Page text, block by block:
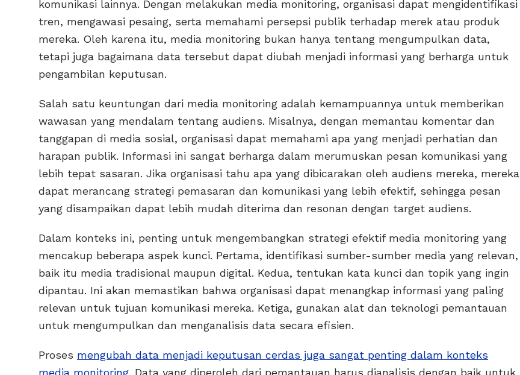
komunikasi lainnya. Dengan melakukan media monitoring, organisasi dapat mengidentifikasi
tren, mengawasi pesaing, serta memahami persepsi publik terhadap merek atau produk
mereka. Oleh karena itu, media monitoring bukan hanya tentang mengumpulkan data,
tetapi juga bagaimana data tersebut dapat diubah menjadi informasi yang berharga untuk
pengambilan keputusan.
Salah satu keuntungan dari media monitoring adalah kemampuannya untuk memberikan
wawasan yang mendalam tentang audiens. Misalnya, dengan memantau komentar dan
tanggapan di media sosial, organisasi dapat memahami apa yang menjadi perhatian dan
harapan publik. Informasi ini sangat berharga dalam merumuskan pesan komunikasi yang
lebih tepat sasaran. Jika organisasi tahu apa yang dibicarakan oleh audiens mereka, mereka
dapat merancang strategi pemasaran dan komunikasi yang lebih efektif, sehingga pesan
yang disampaikan dapat lebih mudah diterima dan resonan dengan target audiens.
Dalam konteks ini, penting untuk mengembangkan strategi efektif media monitoring yang
mencakup beberapa aspek kunci. Pertama, identifikasi sumber-sumber media yang relevan,
baik itu media tradisional maupun digital. Kedua, tentukan kata kunci dan topik yang ingin
dipantau. Ini akan memastikan bahwa organisasi dapat menangkap informasi yang paling
relevan untuk tujuan komunikasi mereka. Ketiga, gunakan alat dan teknologi pemantauan
untuk mengumpulkan dan menganalisis data secara efisien.
Proses mengubah data menjadi keputusan cerdas juga sangat penting dalam konteks
media monitoring. Data yang diperoleh dari pemantauan harus dianalisis dengan baik untuk